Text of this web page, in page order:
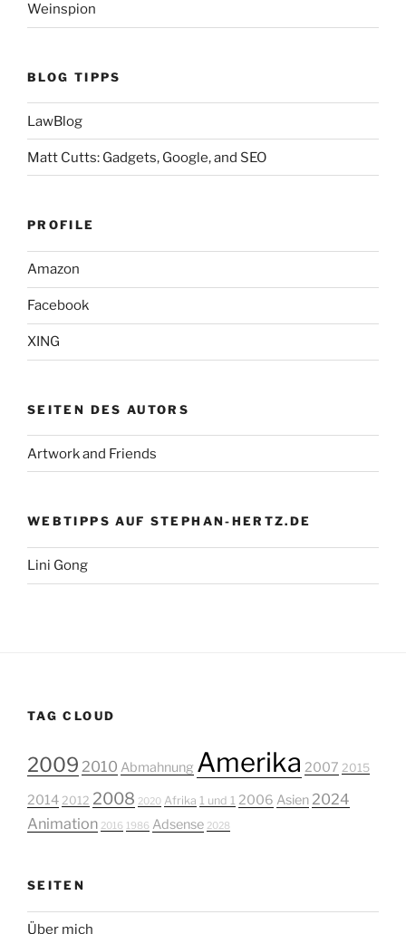
Weinspion
BLOG TIPPS
LawBlog
Matt Cutts: Gadgets, Google, and SEO
PROFILE
Amazon
Facebook
XING
SEITEN DES AUTORS
Artwork and Friends
WEBTIPPS AUF STEPHAN-HERTZ.DE
Lini Gong
TAG CLOUD
2009 2010 Abmahnung Amerika 2007 2015
2014 2012 2008 2020 Afrika 1 und 1 2006 Asien 2024
Animation 2016 1986 Adsense 2028
SEITEN
Über mich